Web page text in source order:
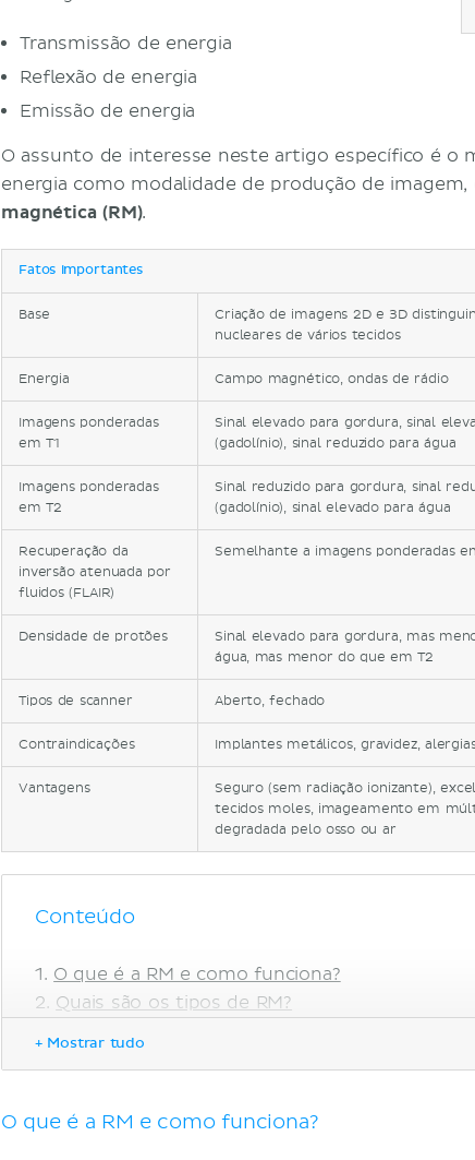
Transmissão de energia
Reflexão de energia
Emissão de energia
O assunto de interesse neste artigo específico é o
energia como modalidade de produção de imagem,
magnética (RM).
Fatos importantes
Base
Criação de imagens 2D e 3D
nucleares de vários tecidos
Energia Campo magnético, ondas de rádio
Imagens ponderadas
em T1
Sinal elevado para gordura, sinal
(gadolínio), sinal reduzido para água
Imagens ponderadas
em T2
Sinal reduzido para gordura, sinal
(gadolínio), sinal elevado para água
Recuperação da
inversão atenuada por
fluidos (FLAIR)
Semelhante a imagens ponderadas
Densidade de protões
Sinal elevado para gordura, mas
água, mas menor do que em T2
Tipos de scanner Aberto, fechado
Contraindicações Implantes metálicos, gravidez,
Vantagens
Seguro (sem radiação ionizante),
tecidos moles, imageamento em
degradada pelo osso ou ar
Conteúdo
O que é a RM e como funciona?
Quais são os tipos de RM?
Vantagens sobre outras técnicas
+ Mostrar tudo
O que é a RM e como funciona?